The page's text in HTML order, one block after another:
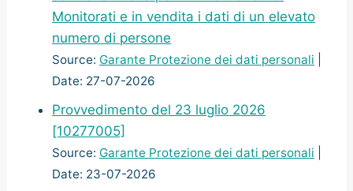
Monitorati e in vendita i dati di un elevato
numero di persone
Source: Garante Protezione dei dati personali
Date: 27-07-2026
Provvedimento del 23 luglio 2026
[10277005]
Source: Garante Protezione dei dati personali
Date: 23-07-2026